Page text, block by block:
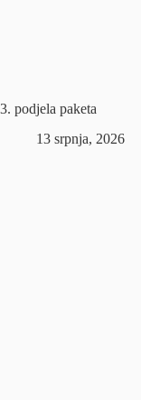
3. podjela paketa
13 srpnja, 2026